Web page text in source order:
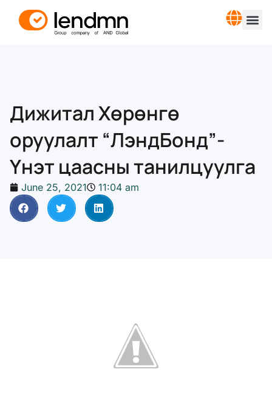
Дижитал Хөрөнгө
оруулалт “ЛэндБонд”-
Үнэт цаасны танилцуулга
June 25, 2021 11:04 am